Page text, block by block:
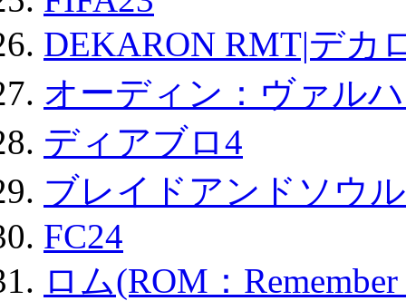
DEKARON RMT|デカ
オーディン：ヴァル
ディアブロ4
ブレイドアンドソウ
FC24
ロム(ROM：